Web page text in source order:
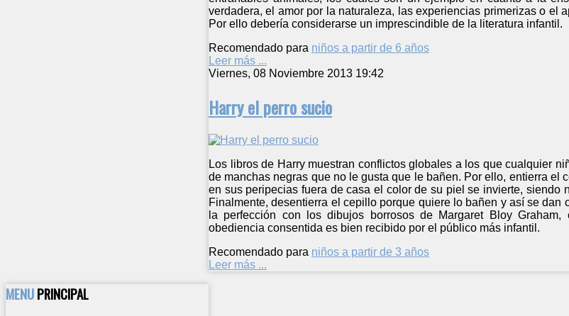
verdadera, el amor por la naturaleza, las experiencias primerizas o el
Por ello debería considerarse un imprescindible de la literatura infantil.
Recomendado para niños a partir de 6 años
Leer más ...
Viernes, 08 Noviembre 2013 19:42
Harry el perro sucio
Los libros de Harry muestran conflictos globales a los que cualquier
de manchas negras que no le gusta que le bañen. Por ello, entierra el
en sus peripecias fuera de casa el color de su piel se invierte,
Finalmente, desentierra el cepillo porque quiere lo bañen y así se
la perfección con los dibujos borrosos de Margaret Bloy
obediencia consentida es bien recibido por el público más infantil.
Recomendado para niños a partir de 3 años
Leer más ...
MENUPRINCIPAL